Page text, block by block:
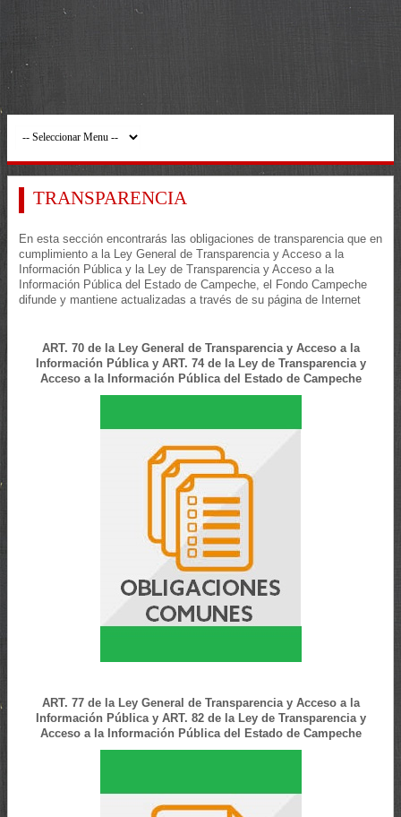
TRANSPARENCIA
En esta sección encontrarás las obligaciones de transparencia que en
cumplimiento a la Ley General de Transparencia y Acceso a la
Información Pública y la Ley de Transparencia y Acceso a la
Información Pública del Estado de Campeche, el Fondo Campeche
difunde y mantiene actualizadas a través de su página de Internet
ART. 70 de la Ley General de Transparencia y Acceso a la
Información Pública y ART. 74 de la Ley de Transparencia y
Acceso a la Información Pública del Estado de Campeche
ART. 77 de la Ley General de Transparencia y Acceso a la
Información Pública y ART. 82 de la Ley de Transparencia y
Acceso a la Información Pública del Estado de Campeche